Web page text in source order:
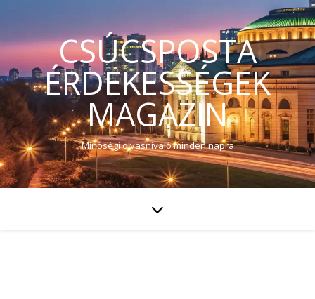
CSÚCSPOSTA
ÉRDEKESSÉGEK
MAGAZIN
Minőségi olvasnivaló minden napra